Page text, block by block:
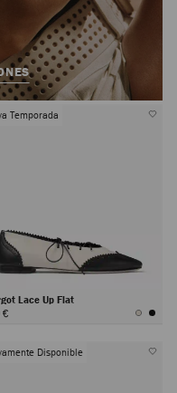
Temporada
Lace Up Flat
€
Disponible